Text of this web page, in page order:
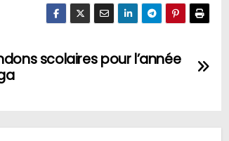
scolaires pour l’année